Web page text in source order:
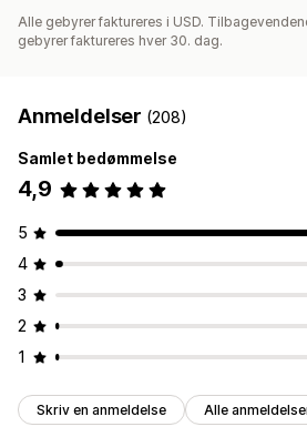
Alle gebyrer faktureres i USD.
gebyrer faktureres hver 30. dag.
Anmeldelser (208)
Samlet bedømmelse
4,9
5
4
3
2
1
Skriv en anmeldelse Alle